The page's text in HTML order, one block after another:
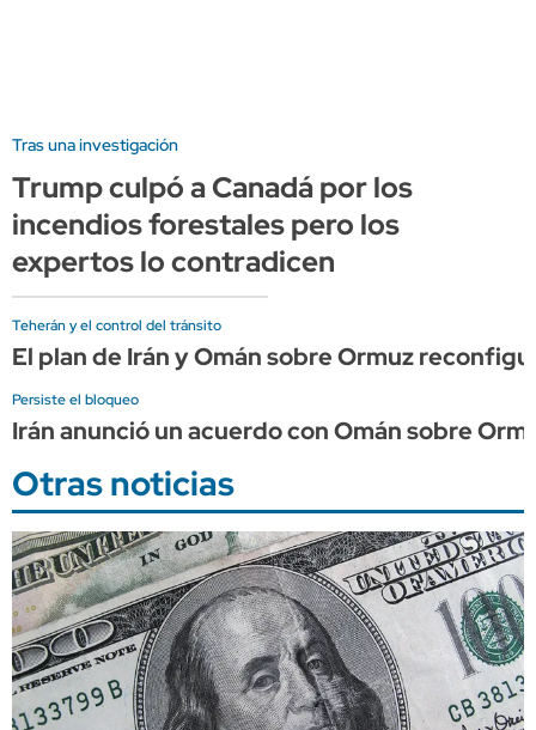
Tras una investigación
Trump culpó a Canadá por los
incendios forestales pero los
expertos lo contradicen
Teherán y el control del tránsito
El plan de Irán y Omán sobre Ormuz
Persiste el bloqueo
Irán anunció un acuerdo con Omán sobre
Otras noticias